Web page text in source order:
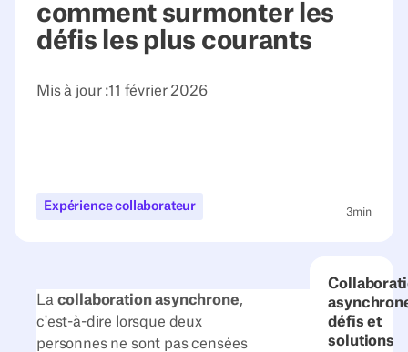
comment surmonter les
défis les plus courants
Mis à jour :11 février 2026
Expérience collaborateur 3min
défis et
solutions
La collaboration asynchrone,
c'est-à-dire lorsque deux
personnes ne sont pas censées